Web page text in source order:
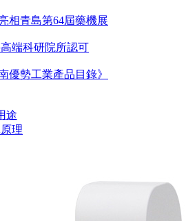
相青島第64屆藥機展
端科研院所認可
優勢工業產品目錄》
途
理